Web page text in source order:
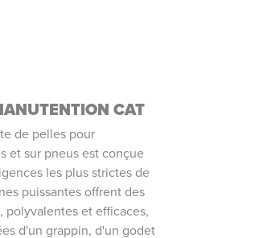
CAT
de pelles pour
et sur pneus est conçue
les plus strictes de
puissantes offrent des
polyvalentes et efficaces,
d'un grappin, d'un godet